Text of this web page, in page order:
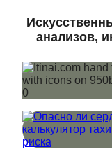
анализов,